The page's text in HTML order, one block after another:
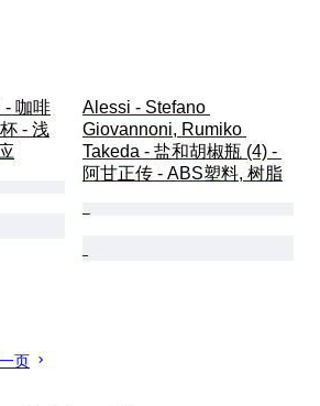
- 咖啡
- 浅
Alessi - Stefano
Giovannoni, Rumiko
Takeda - 盐和胡椒瓶 (4) -
阿甘正传 - ABS塑料, 树脂
页